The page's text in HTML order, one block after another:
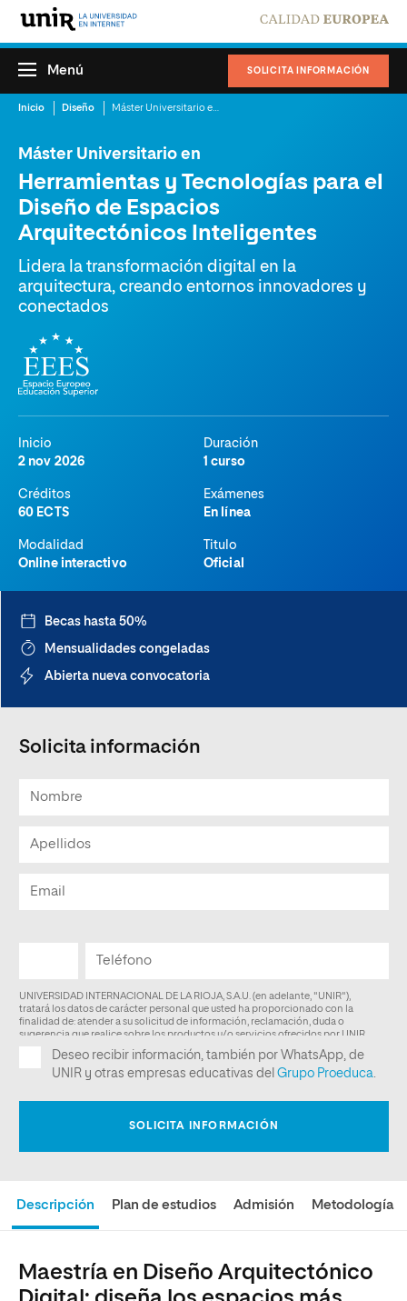
SOLICITA INFORMACIÓN
Menú
Inicio Diseño
Máster Universitario en
Herramientas y Tecnologías para el
Diseño de Espacios
Arquitectónicos Inteligentes
Lidera la transformación digital en la
arquitectura, creando entornos innovadores y
conectados
Inicio
2 nov 2026
Duración
1 curso
Créditos
60 ECTS
Exámenes
En línea
Modalidad
Online interactivo
Titulo
Oficial
Descripción Plan de estudios Admisión Metodología
Maestría en Diseño Arquitectónico
Becas hasta 50%
Mensualidades congeladas
Abierta nueva convocatoria
Solicita información